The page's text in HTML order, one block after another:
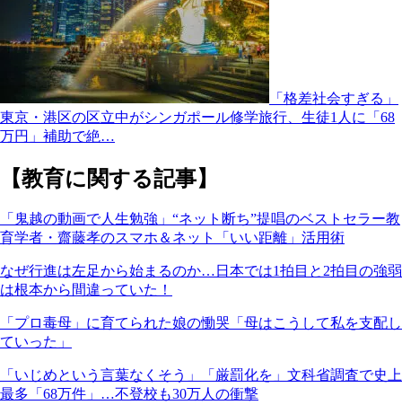
「格差社会すぎる」
東京・港区の区立中がシンガポール修学旅行、生徒1人に「68
万円」補助で絶…
【教育に関する記事】
「鬼越の動画で人生勉強」“ネット断ち”提唱のベストセラー教
育学者・齋藤孝のスマホ＆ネット「いい距離」活用術
なぜ行進は左足から始まるのか…日本では1拍目と2拍目の強弱
は根本から間違っていた！
「プロ毒母」に育てられた娘の慟哭「母はこうして私を支配し
ていった」
「いじめという言葉なくそう」「厳罰化を」文科省調査で史上
最多「68万件」…不登校も30万人の衝撃